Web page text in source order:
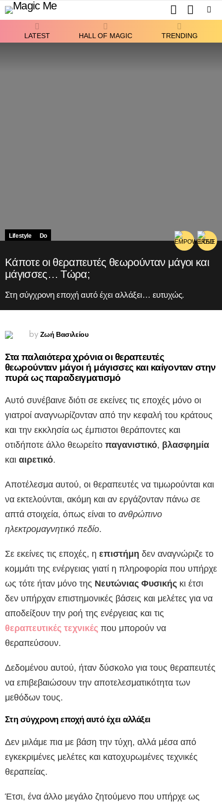
SWITCH
SKIN
LATEST HALL OF MAGIC TRENDING
Lifestyle Do
Κάποτε οι θεραπευτές θεωρούνταν μάγοι και
μάγισσες… Τώρα;
Στη σύγχρονη εποχή αυτό έχει αλλάξει… ευτυχώς.
by Ζωή Βασιλείου
Στα παλαιότερα χρόνια οι θεραπευτές
θεωρούνταν μάγοι ή μάγισσες και καίγονταν στην
πυρά ως παραδειγματισμό
Αυτό συνέβαινε διότι σε εκείνες τις εποχές μόνο οι
γιατροί αναγνωρίζονταν από την κεφαλή του κράτους
και την εκκλησία ως έμπιστοι θεράποντες και
οτιδήποτε άλλο θεωρείτο παγανιστικό, βλασφημία
και αιρετικό.
Αποτέλεσμα αυτού, οι θεραπευτές να τιμωρούνται και
να εκτελούνται, ακόμη και αν εργάζονταν πάνω σε
απτά στοιχεία, όπως είναι το ανθρώπινο
ηλεκτρομαγνητικό πεδίο.
Σε εκείνες τις εποχές, η επιστήμη δεν αναγνώριζε το
κομμάτι της ενέργειας γιατί η πληροφορία που υπήρχε
ως τότε ήταν μόνο της Νευτώνιας Φυσικής κι έτσι
δεν υπήρχαν επιστημονικές βάσεις και μελέτες για να
αποδείξουν την ροή της ενέργειας και τις
θεραπευτικές τεχνικές που μπορούν να
θεραπεύσουν.
Δεδομένου αυτού, ήταν δύσκολο για τους θεραπευτές
να επιβεβαιώσουν την αποτελεσματικότητα των
μεθόδων τους.
Στη σύγχρονη εποχή αυτό έχει αλλάξει
Δεν μιλάμε πια με βάση την τύχη, αλλά μέσα από
εγκεκριμένες μελέτες και κατοχυρωμένες τεχνικές
θεραπείας.
Έτσι, ένα άλλο μεγάλο ζητούμενο που υπήρχε ως